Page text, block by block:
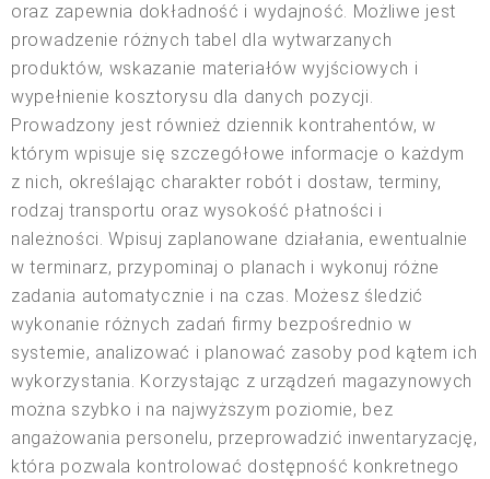
oraz zapewnia dokładność i wydajność. Możliwe jest
prowadzenie różnych tabel dla wytwarzanych
produktów, wskazanie materiałów wyjściowych i
wypełnienie kosztorysu dla danych pozycji.
Prowadzony jest również dziennik kontrahentów, w
którym wpisuje się szczegółowe informacje o każdym
z nich, określając charakter robót i dostaw, terminy,
rodzaj transportu oraz wysokość płatności i
należności. Wpisuj zaplanowane działania, ewentualnie
w terminarz, przypominaj o planach i wykonuj różne
zadania automatycznie i na czas. Możesz śledzić
wykonanie różnych zadań firmy bezpośrednio w
systemie, analizować i planować zasoby pod kątem ich
wykorzystania. Korzystając z urządzeń magazynowych
można szybko i na najwyższym poziomie, bez
angażowania personelu, przeprowadzić inwentaryzację,
która pozwala kontrolować dostępność konkretnego